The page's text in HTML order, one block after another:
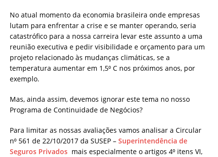
No atual momento da economia brasileira onde empresas
lutam para enfrentar a crise e se manter operando, seria
catastrófico para a nossa carreira levar este assunto a uma
reunião executiva e pedir visibilidade e orçamento para um
projeto relacionado às mudanças climáticas, se a
temperatura aumentar em 1,5⁰ C nos próximos anos, por
exemplo.
Mas, ainda assim, devemos ignorar este tema no nosso
Programa de Continuidade de Negócios?
Para limitar as nossas avaliações vamos analisar a Circular
n⁰ 561 de 22/10/2017 da SUSEP – Superintendência de
Seguros Privados mais especialmente o artigos 4⁰ itens VI,